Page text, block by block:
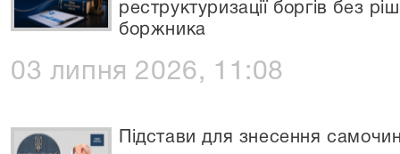
реструктуризації боргів без
боржника
03 липня 2026, 11:08
Підстави для знесення